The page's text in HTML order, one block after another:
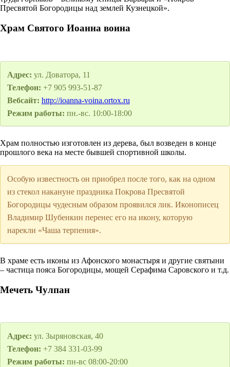
Пресвятой Богородицы над землей Кузнецкой».
Храм Святого Иоанна воина
Адрес: ул. Доватора, 11
Телефон: +7 905 993-51-87
Вебсайт: http://ioanna-voina.ortox.ru
Режим работы: пн.-вс. 10:00-18:00
Храм полностью изготовлен из дерева, был возведен в конце
прошлого века на месте бывшей спортивной школы.
Особую известность он приобрел после того, как на одном
из стекол накануне праздника Покрова Пресвятой
Богородицы чудесным образом проявился лик. Иконописец
Владимир Шубенкин перенес его на икону, которую
нарекли «Чаша терпения».
В храме есть иконы из Афонского монастыря и другие святыни
– частица пояса Богородицы, мощей Серафима Саровского и т.д.
Мечеть Чулпан
Адрес: ул. Зыряновская, 40
Телефон: +7 384 331-03-99
Режим работы: пн-вс 08:00-20:00